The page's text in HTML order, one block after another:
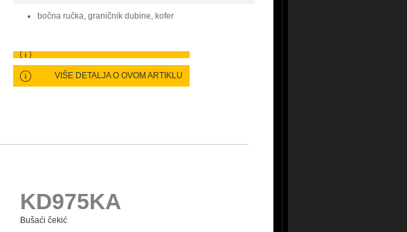
bočna ručka, graničnik dubine, kofer
VIŠE DETALJA O OVOM ARTIKLU
KD975KA
Bušaći čekić